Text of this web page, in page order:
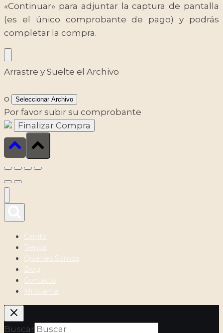
«Continuar» para adjuntar la captura de pantalla
(es el único comprobante de pago) y podrás
completar la compra.
Arrastre y Suelte el Archivo
o Seleccionar Archivo
Por favor subir su comprobante
Carrito
Tienda
Quiénes Somos
Blog
Contacto
Mi cuenta
Buscar